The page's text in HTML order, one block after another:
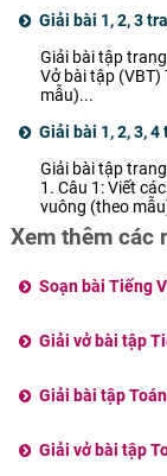
Giải bài 1, 2, 3
Giải bài tập
Vở bài tập (VBT)
mẫu)...
Giải bài 1, 2, 3,
Giải bài tập
1. Câu 1: Viết
vuông (theo
Xem thêm các
Soạn bài Tiếng
Giải vở bài tập
Giải bài tập
Giải vở bài tập